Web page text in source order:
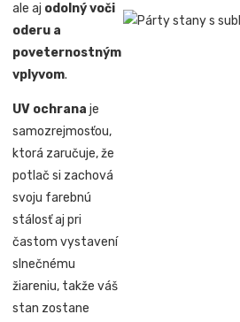
ale aj odolný voči
oderu a
poveternostným
vplyvom.
UV ochrana je
samozrejmosťou,
ktorá zaručuje, že
potlač si zachová
svoju farebnú
stálosť aj pri
častom vystavení
slnečnému
žiareniu, takže váš
stan zostane